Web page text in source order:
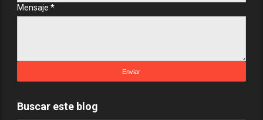
Mensaje *
Buscar este blog